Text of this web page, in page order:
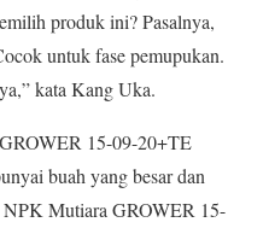
produk ini? Pasalnya,
untuk fase pemupukan.
kata Kang Uka.
15-09-20+TE
buah yang besar dan
NPK Mutiara GROWER 15-